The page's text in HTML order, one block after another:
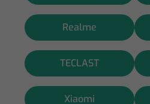
Realme
TECLAST
Xiaomi